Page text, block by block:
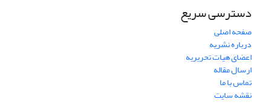
دسترسی سریع
صفحه اصلی
درباره نشریه
اعضای هیات تحریریه
ارسال مقاله
تماس با ما
نقشه سایت